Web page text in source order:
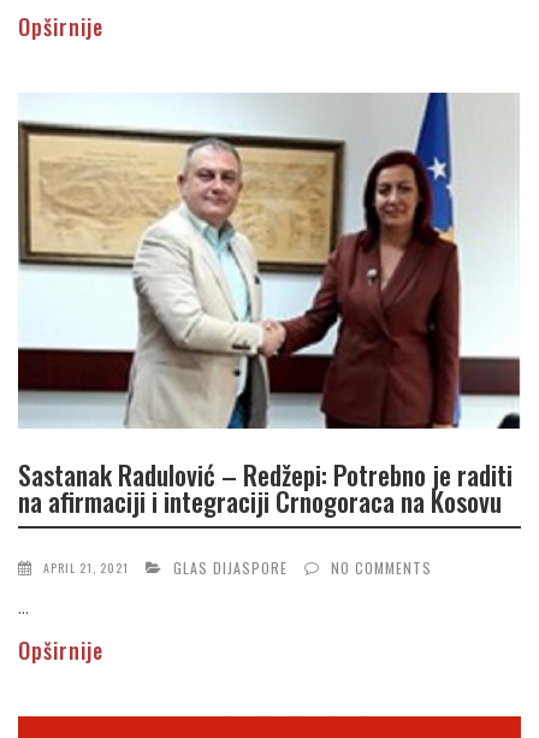
Opširnije
Sastanak Radulović – Redžepi: Potrebno je raditi
na afirmaciji i integraciji Crnogoraca na Kosovu
APRIL 21, 2021 GLAS DIJASPORE NO COMMENTS
...
Opširnije